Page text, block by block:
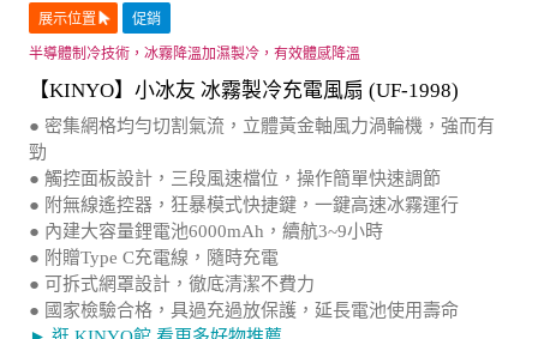
展示位置 促銷
半導體制冷技術，冰霧降溫加濕製冷，有效體感降溫
【KINYO】小冰友 冰霧製冷充電風扇 (UF-1998)
● 密集網格均勻切割氣流，立體黃金軸風力渦輪機，強而有
勁
● 觸控面板設計，三段風速檔位，操作簡單快速調節
● 附無線遙控器，狂暴模式快捷鍵，一鍵高速冰霧運行
● 內建大容量鋰電池6000mAh，續航3~9小時
● 附贈Type C充電線，隨時充電
● 可拆式網罩設計，徹底清潔不費力
● 國家檢驗合格，具過充過放保護，延長電池使用壽命